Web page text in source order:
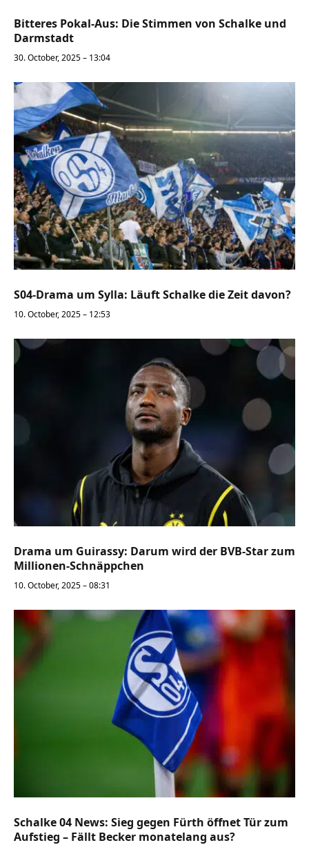
Bitteres Pokal-Aus: Die Stimmen von Schalke und
Darmstadt
30. October, 2025 – 13:04
S04-Drama um Sylla: Läuft Schalke die Zeit davon?
10. October, 2025 – 12:53
Drama um Guirassy: Darum wird der BVB-Star zum
Millionen-Schnäppchen
10. October, 2025 – 08:31
Schalke 04 News: Sieg gegen Fürth öffnet Tür zum
Aufstieg – Fällt Becker monatelang aus?